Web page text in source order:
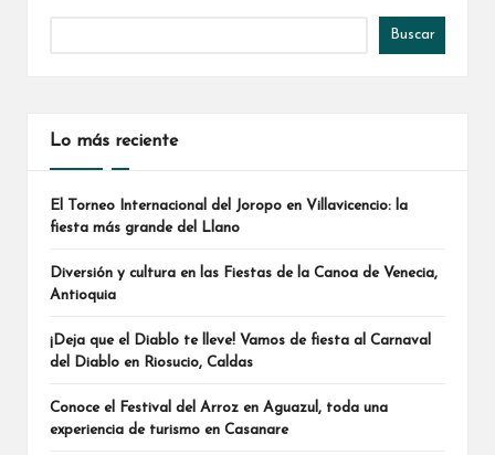
Buscar
Lo más reciente
El Torneo Internacional del Joropo en Villavicencio: la
fiesta más grande del Llano
Diversión y cultura en las Fiestas de la Canoa de Venecia,
Antioquia
¡Deja que el Diablo te lleve! Vamos de fiesta al Carnaval
del Diablo en Riosucio, Caldas
Conoce el Festival del Arroz en Aguazul, toda una
experiencia de turismo en Casanare